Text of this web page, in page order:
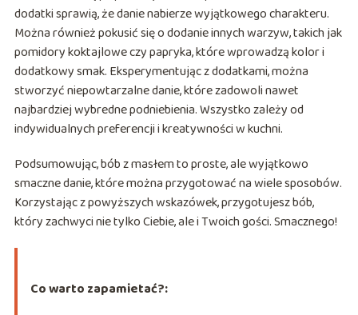
dodatki sprawią, że danie nabierze wyjątkowego charakteru.
Można również pokusić się o dodanie innych warzyw, takich jak
pomidory koktajlowe czy papryka, które wprowadzą kolor i
dodatkowy smak. Eksperymentując z dodatkami, można
stworzyć niepowtarzalne danie, które zadowoli nawet
najbardziej wybredne podniebienia. Wszystko zależy od
indywidualnych preferencji i kreatywności w kuchni.
Podsumowując, bób z masłem to proste, ale wyjątkowo
smaczne danie, które można przygotować na wiele sposobów.
Korzystając z powyższych wskazówek, przygotujesz bób,
który zachwyci nie tylko Ciebie, ale i Twoich gości. Smacznego!
Co warto zapamietać?: